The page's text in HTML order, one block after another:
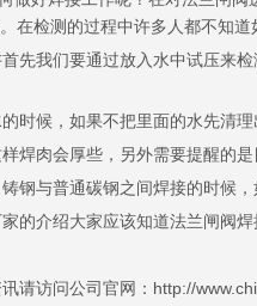
在检测的过程中许多人都不知道
先我们要通过放入水中试压来
时候，如果不把里面的水先清理
焊肉会厚些，另外需要提醒的是
钢与普通碳钢之间焊接的时候，
的介绍大家应该知道法兰闸阀焊
请访问公司官网：http://